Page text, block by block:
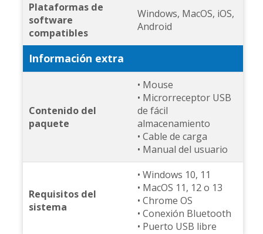
Plataformas de
software
compatibles
Windows, MacOS, iOS,
Android
Información extra
Contenido del
paquete
• Mouse
• Microrreceptor USB
de fácil
almacenamiento
• Cable de carga
• Manual del usuario
Requisitos del
sistema
• Windows 10, 11
• MacOS 11, 12 o 13
• Chrome OS
• Conexión Bluetooth
• Puerto USB libre